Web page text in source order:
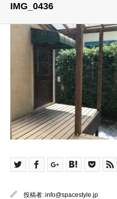
IMG_0436
投稿者: info@spacestyle.jp